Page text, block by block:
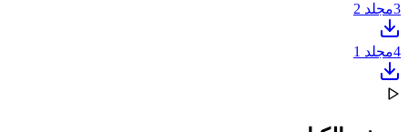
3مجلد 2
4مجلد 1